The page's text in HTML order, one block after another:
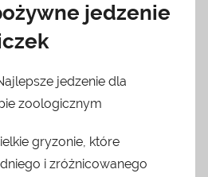
jedzenie
jedzenie dla
zoologicznym
gryzonie, które
i zróżnicowanego